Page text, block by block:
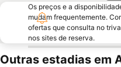
Os preços e a
mudam frequentemente.
ofertas que consulta no
nos sites de reserva.
Outras estadias em